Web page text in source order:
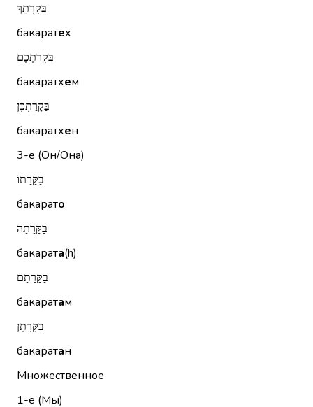
בַּקָּרָתֵךְ
бакаратех
בַּקָּרַתְכֶם
бакаратхем
בַּקָּרַתְכֶן
бакаратхен
3-е (Он/Она)
בַּקָּרָתוֹ
бакарато
בַּקָּרָתָהּ
бакарата(h)
בַּקָּרָתָם
бакаратам
בַּקָּרָתָן
бакаратан
Множественное
1-е (Мы)